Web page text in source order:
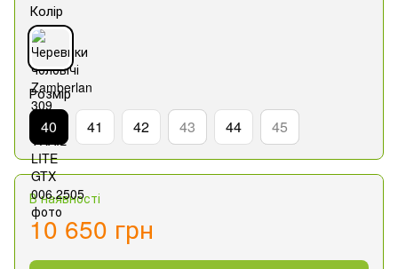
Колір
Розмір
40 41 42 43 44 45
В наявності
10 650 грн